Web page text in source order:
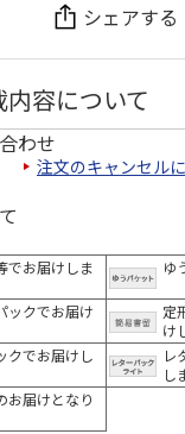
シェアする
容について
わせ
注文のキャンセル
でお届けしま
ゆ
ックでお届け
定
け
クでお届けし
レ
し
お届けとなり